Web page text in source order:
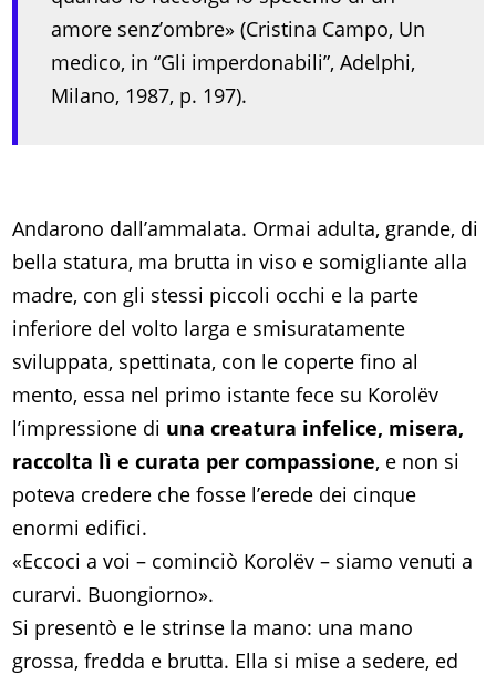
amore senz’ombre» (Cristina Campo, Un
medico, in “Gli imperdonabili”, Adelphi,
Milano, 1987, p. 197).
Andarono dall’ammalata. Ormai adulta, grande, di
bella statura, ma brutta in viso e somigliante alla
madre, con gli stessi piccoli occhi e la parte
inferiore del volto larga e smisuratamente
sviluppata, spettinata, con le coperte fino al
mento, essa nel primo istante fece su Korolëv
l’impressione di una creatura infelice, misera,
raccolta lì e curata per compassione, e non si
poteva credere che fosse l’erede dei cinque
enormi edifici.
«Eccoci a voi – cominciò Korolëv – siamo venuti a
curarvi. Buongiorno».
Si presentò e le strinse la mano: una mano
grossa, fredda e brutta. Ella si mise a sedere, ed